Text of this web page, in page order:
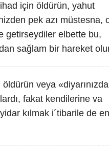
için öldürün, yahut
pek azı müstesna,
getirseydiler elbette bu,
sağlam bir hareket
veya
fakat kendilerine va
kılmak i´tibarile de en